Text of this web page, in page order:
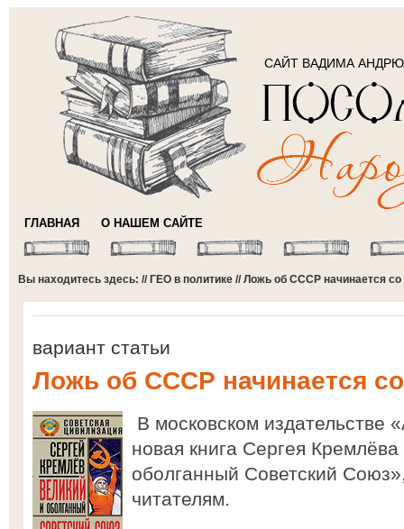
САЙТ ВАДИМА
ГЛАВНАЯ О НАШЕМ САЙТЕ
Вы находитесь здесь: // ГЕО в политике // Ложь об СССР начинается
вариант статьи
Ложь об СССР начинается
В московском издательстве
новая книга Сергея
оболганный Советский
читателям.